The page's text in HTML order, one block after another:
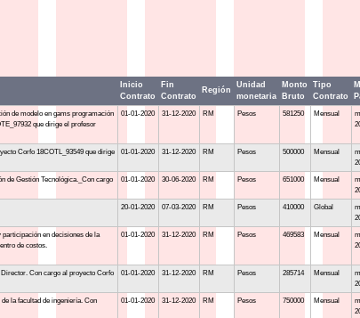
Inicio
Contrato
Fin
Contrato
Región
Unidad
monetaria
Monto
Bruto
Tipo
Contrato
de modelo en gams programación
que dirige el profesor
01-01-2020 31-12-2020 RM Pesos 581250 Mensual
Corfo 18COTL_93549 que dirige
01-01-2020 31-12-2020 RM Pesos 500000 Mensual
de Gestión Tecnológica._Con cargo
01-01-2020 30-06-2020 RM Pesos 651000 Mensual
20-01-2020 07-03-2020 RM Pesos 410000 Global
en decisiones de la
de costos.
01-01-2020 31-12-2020 RM Pesos 469583 Mensual
Con cargo al proyecto Corfo
01-01-2020 31-12-2020 RM Pesos 285714 Mensual
la facultad de ingeniería. Con
01-01-2020 31-12-2020 RM Pesos 750000 Mensual